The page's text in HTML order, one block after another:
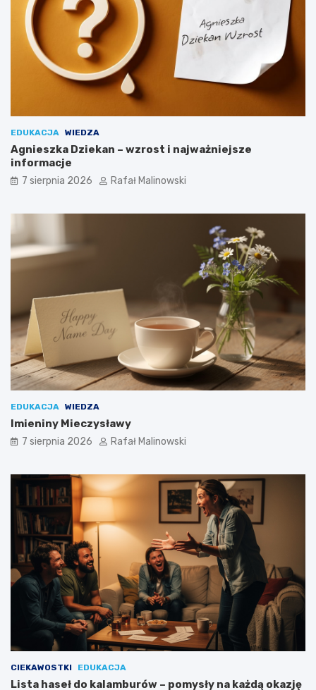
EDUKACJA WIEDZA
Agnieszka Dziekan – wzrost i najważniejsze
informacje
7 sierpnia 2026 Rafał Malinowski
EDUKACJA WIEDZA
Imieniny Mieczysławy
7 sierpnia 2026 Rafał Malinowski
CIEKAWOSTKI EDUKACJA
Lista haseł do kalamburów – pomysły na każdą okazję